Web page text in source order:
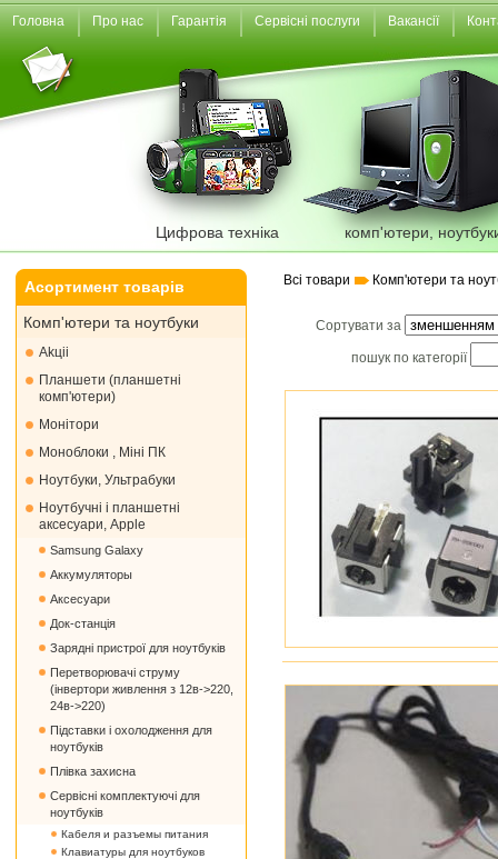
Головна Про нас Гарантія Сервісні послуги Вакансії
Цифрова техніка комп'ютери,
Асортимент товарів
Комп'ютери та ноутбуки
Akціі
Планшети (планшетні
комп'ютери)
Монiтори
Моноблоки , Міні ПК
Ноутбуки, Ультрабуки
Ноутбучні і планшетні
аксесуари, Apple
Samsung Galaxy
Аккумуляторы
Аксесуари
Док-станція
Зарядні пристрої для ноутбуків
Перетворювачі струму
(інвертори живлення з 12в->220,
24в->220)
Підставки і охолодження для
ноутбуків
Плівка захисна
Сервісні комплектуючі для
ноутбуків
Кабеля и разъемы питания
Клавиатуры для ноутбуков
Всі товари Комп'ютери та
Сортувати за
пошук по категорії